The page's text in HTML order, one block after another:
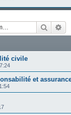
civile
et